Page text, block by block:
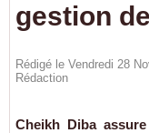
gestion
Rédigé le Vendredi 28
Rédaction
Cheikh Diba